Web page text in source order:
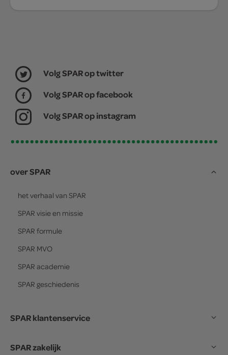
Volg SPAR op twitter
Volg SPAR op facebook
Volg SPAR op instagram
over SPAR
het verhaal van SPAR
SPAR visie en missie
SPAR formule
SPAR MVO
SPAR academie
SPAR geschiedenis
SPAR klantenservice
SPAR zakelijk